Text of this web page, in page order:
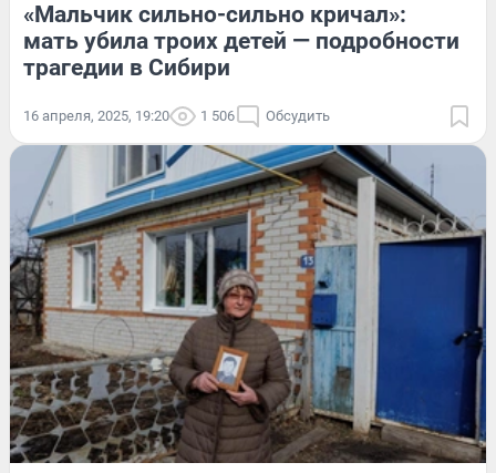
«Мальчик сильно-сильно кричал»:
мать убила троих детей — подробности
трагедии в Сибири
16 апреля, 2025, 19:20 1 506 Обсудить